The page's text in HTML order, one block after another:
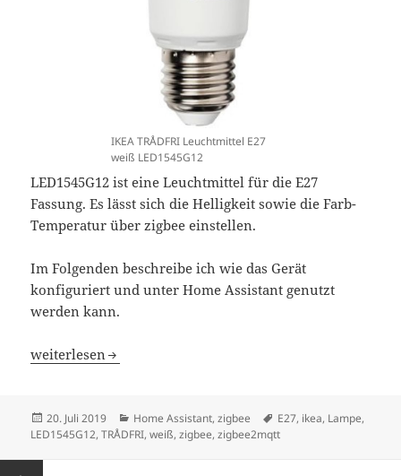
IKEA TRÅDFRI Leuchtmittel E27
weiß LED1545G12
LED1545G12 ist eine Leuchtmittel für die E27
Fassung. Es lässt sich die Helligkeit sowie die Farb-
Temperatur über zigbee einstellen.
Im Folgenden beschreibe ich wie das Gerät
konfiguriert und unter Home Assistant genutzt
werden kann.
Home Assistant IKEA TRÅDFRI Leuchtmittel E27 weiß
weiterlesen
Veröffentlicht
am
20. Juli 2019 Kategorien
Home Assistant,zigbee Schlagwörter
E27, ikea, Lampe,
LED1545G12,TRÅDFRI,weiß,zigbee,zigbee2mqtt